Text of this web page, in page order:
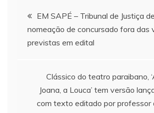
Navegação de Post
EM SAPÉ – Tribunal de Justiça
nomeação de concursado fora das
previstas em edital
Clássico do teatro paraibano,
Joana, a Louca’ tem versão
com texto editado por professor